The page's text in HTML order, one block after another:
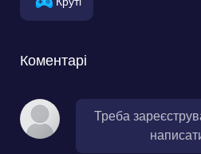
Коментарі
Треба